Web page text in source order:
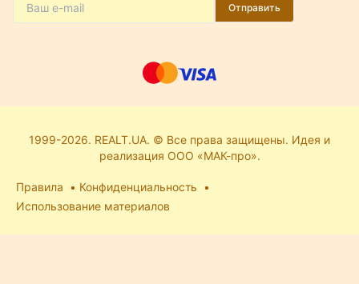
Отправить
1999-2026. REALT.UA. © Все права защищены. Идея и
реализация ООО «МАК-про».
Правила
Конфиденциальность
Использование материалов